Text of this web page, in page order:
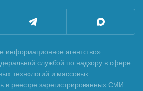
информационное агентство»
службой по надзору в сфере
технологий и массовых
в реестре зарегистрированных СМИ: